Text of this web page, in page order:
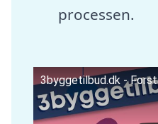
processen.
3byggetilbud.dk -